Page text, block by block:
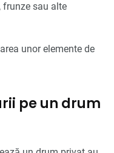
frunze sau alte
unor elemente de
pe un drum